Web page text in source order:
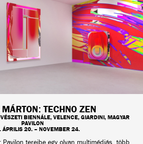
TECHNO ZEN
BIENNÁLE, VELENCE, GIARDINI, MAGYAR
PAVILON
20. – NOVEMBER 24.
Pavilon tereibe egy olyan multimédiás, több